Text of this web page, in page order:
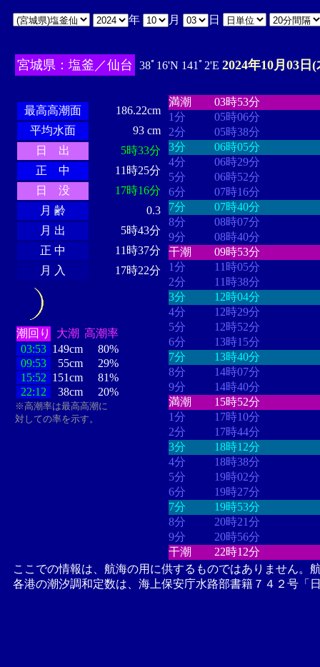
年 月 日
宮城県：塩釜／仙台 38ﾟ16'N 141ﾟ2'E 2024年10月03日(
最高高潮面
186.22cm
平均水面
93 cm
日 出
5時33分
正 中
11時25分
日 没
17時16分
月 齢
0.3
月 出
5時43分
正 中
11時37分
月 入
17時22分
潮回り 大潮 高潮率
03:53 149cm
80%
09:53
55cm
29%
15:52 151cm
81%
22:12
38cm 20%
※高潮率は最高高潮に
対しての率を示す。
満潮
03時53分
1分
05時06分
2分
05時38分
3分
06時05分
4分
06時29分
5分
06時52分
6分
07時16分
7分
07時40分
8分
08時07分
9分
08時40分
干潮
09時53分
1分
11時05分
2分
11時38分
3分
12時04分
4分
12時29分
5分
12時52分
6分
13時15分
7分
13時40分
8分
14時07分
9分
14時40分
満潮
15時52分
1分
17時10分
2分
17時44分
3分
18時12分
4分
18時38分
5分
19時02分
6分
19時27分
7分
19時53分
8分
20時21分
9分
20時56分
干潮
22時12分
ここでの情報は、航海の用に供するものではありません。
各港の潮汐調和定数は、海上保安庁水路部書籍７４２号「